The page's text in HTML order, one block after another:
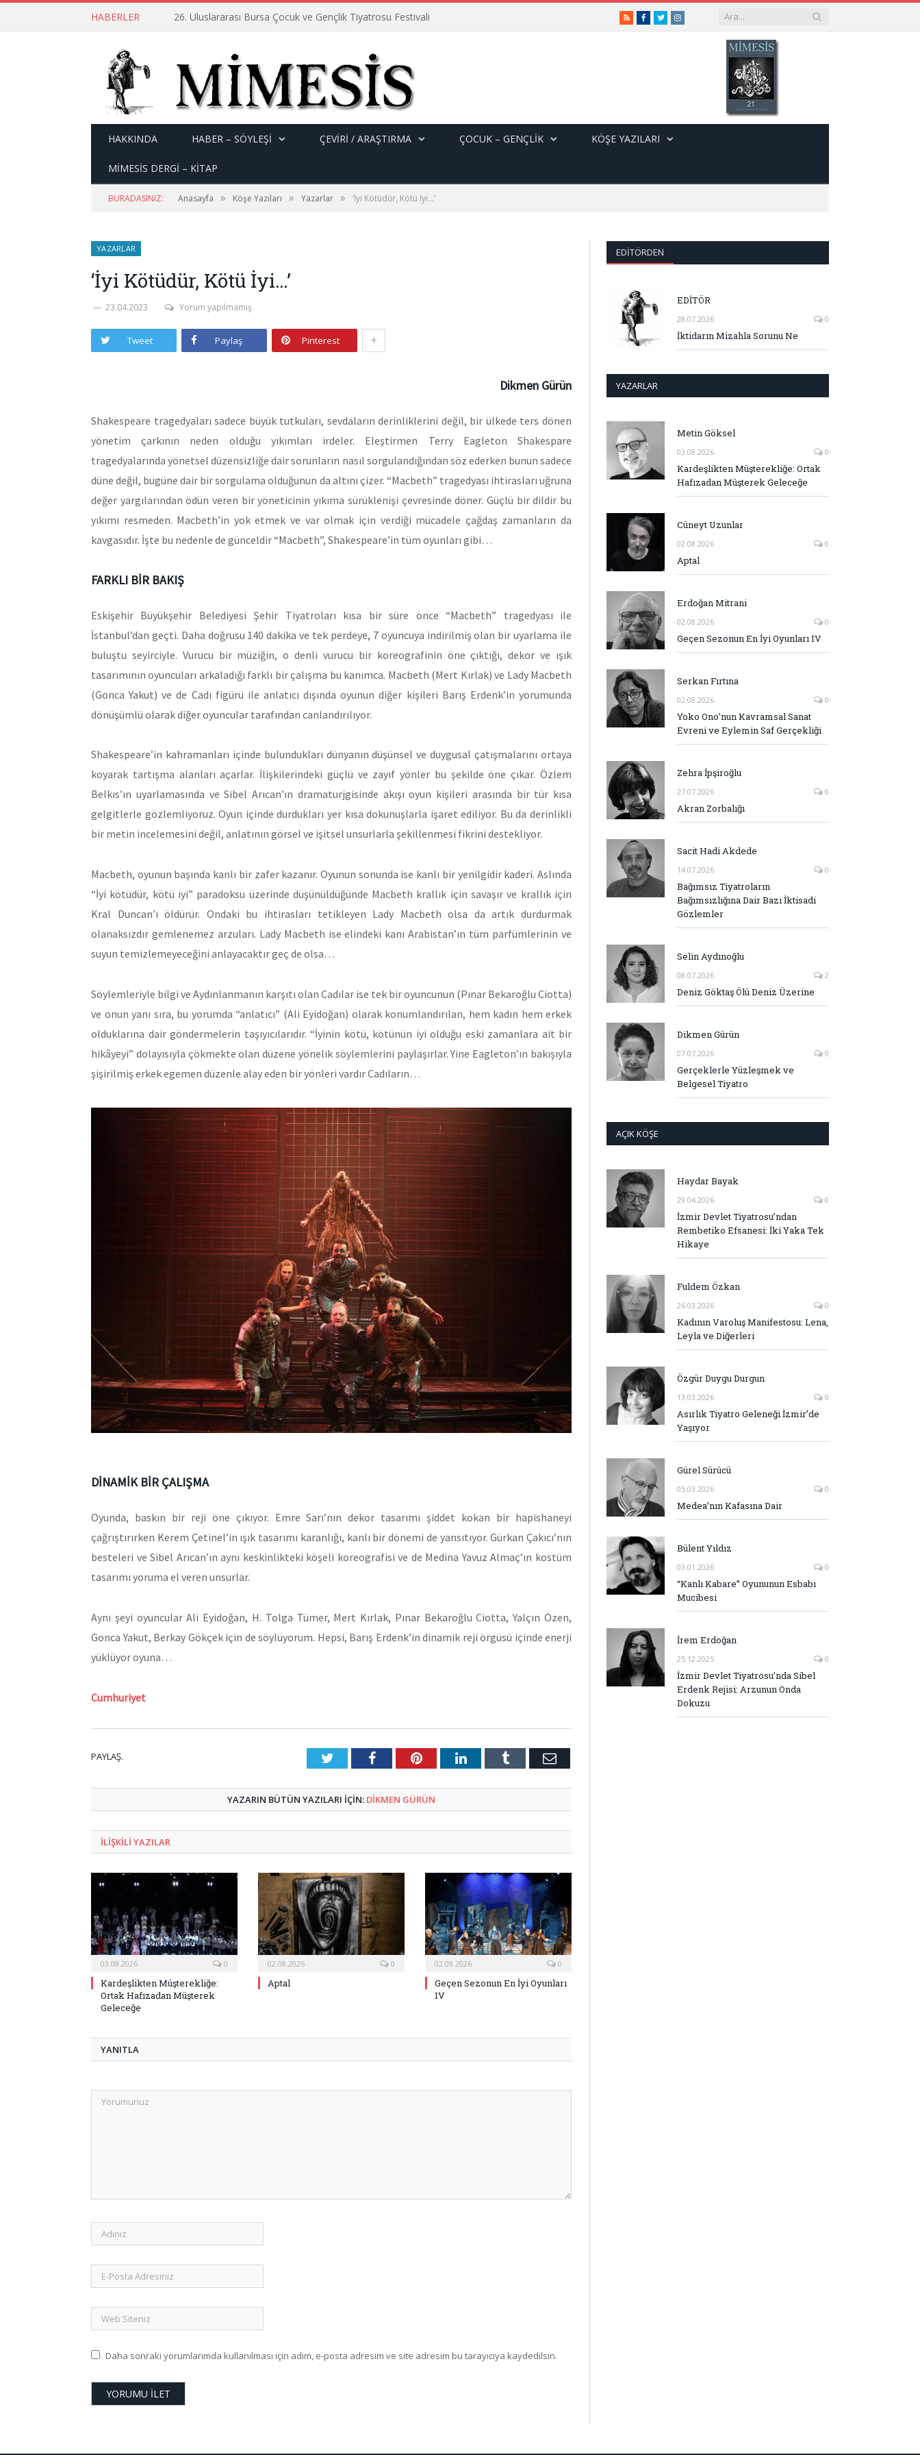
HABERLER 26. Uluslararası Bursa Çocuk ve Gençlik Tiyatrosu Festivali RSSFacebook
TwitterInstagram
HAKKINDA HABER – SÖYLEŞI ÇEVİRİ / ARAŞTIRMA ÇOCUK – GENÇLIK KÖŞE YAZILARI
MİMESİS DERGİ – KİTAP
BURADASINIZ: Anasayfa » Köşe Yazıları » Yazarlar » ‘İyi Kötüdür, Kötü İyi…’
YAZARLAR
‘İyi Kötüdür, Kötü İyi…’
23.04.2023 Yorum yapılmamış
Tweet Paylaş Pinterest +
Dikmen Gürün
Shakespeare tragedyaları sadece büyük tutkuları, sevdaların derinliklerini değil, bir ülkede ters dönen
yönetim çarkının neden olduğu yıkımları irdeler. Eleştirmen Terry Eagleton Shakespare
tragedyalarında yönetsel düzensizliğe dair sorunların nasıl sorgulandığından söz ederken bunun sadece
düne değil, bugüne dair bir sorgulama olduğunun da altını çizer. “Macbeth” tragedyası ihtirasları uğruna
değer yargılarından ödün veren bir yöneticinin yıkıma sürüklenişi çevresinde döner. Güçlü bir dildir bu
yıkımı resmeden. Macbeth’in yok etmek ve var olmak için verdiği mücadele çağdaş zamanların da
kavgasıdır. İşte bu nedenle de günceldir “Macbeth”, Shakespeare’in tüm oyunları gibi…
FARKLI BİR BAKIŞ
Eskişehir Büyükşehir Belediyesi Şehir Tiyatroları kısa bir süre önce “Macbeth” tragedyası ile
İstanbul’dan geçti. Daha doğrusu 140 dakika ve tek perdeye, 7 oyuncuya indirilmiş olan bir uyarlama ile
buluştu seyirciyle. Vurucu bir müziğin, o denli vurucu bir koreografinin öne çıktığı, dekor ve ışık
tasarımının oyuncuları arkaladığı farklı bir çalışma bu kanımca. Macbeth (Mert Kırlak) ve Lady Macbeth
(Gonca Yakut) ve de Cadı figürü ile anlatıcı dışında oyunun diğer kişileri Barış Erdenk’in yorumunda
dönüşümlü olarak diğer oyuncular tarafından canlandırılıyor.
Shakespeare’in kahramanları içinde bulundukları dünyanın düşünsel ve duygusal çatışmalarını ortaya
koyarak tartışma alanları açarlar. İlişkilerindeki güçlü ve zayıf yönler bu şekilde öne çıkar. Özlem
Belkıs’ın uyarlamasında ve Sibel Arıcan’ın dramaturjgisinde akışı oyun kişileri arasında bir tür kısa
gelgitlerle gözlemliyoruz. Oyun içinde durdukları yer kısa dokunuşlarla işaret ediliyor. Bu da derinlikli
bir metin incelemesini değil, anlatının görsel ve işitsel unsurlarla şekillenmesi fikrini destekliyor.
Macbeth, oyunun başında kanlı bir zafer kazanır. Oyunun sonunda ise kanlı bir yenilgidir kaderi. Aslında
“İyi kötüdür, kötü iyi” paradoksu üzerinde düşünüldüğünde Macbeth krallık için savaşır ve krallık için
Kral Duncan’ı öldürür. Ondaki bu ihtirasları tetikleyen Lady Macbeth olsa da artık durdurmak
olanaksızdır gemlenemez arzuları. Lady Macbeth ise elindeki kanı Arabistan’ın tüm parfümlerinin ve
suyun temizlemeyeceğini anlayacaktır geç de olsa…
Söylemleriyle bilgi ve Aydınlanmanın karşıtı olan Cadılar ise tek bir oyuncunun (Pınar Bekaroğlu Ciotta)
ve onun yanı sıra, bu yorumda “anlatıcı” (Ali Eyidoğan) olarak konumlandırılan, hem kadın hem erkek
olduklarına dair göndermelerin taşıyıcılarıdır. “İyinin kötü, kötünün iyi olduğu eski zamanlara ait bir
hikâyeyi” dolayısıyla çökmekte olan düzene yönelik söylemlerini paylaşırlar. Yine Eagleton’ın bakışıyla
şişirilmiş erkek egemen düzenle alay eden bir yönleri vardır Cadıların…
DİNAMİK BİR ÇALIŞMA
Oyunda, baskın bir reji öne çıkıyor. Emre Sarı’nın dekor tasarımı şiddet kokan bir hapishaneyi
çağrıştırırken Kerem Çetinel’in ışık tasarımı karanlığı, kanlı bir dönemi de yansıtıyor. Gürkan Çakıcı’nın
besteleri ve Sibel Arıcan’ın aynı keskinlikteki köşeli koreografisi ve de Medina Yavuz Almaç’ın kostüm
tasarımı yoruma el veren unsurlar.
Aynı şeyi oyuncular Ali Eyidoğan, H. Tolga Tümer, Mert Kırlak, Pınar Bekaroğlu Ciotta, Yalçın Özen,
Gonca Yakut, Berkay Gökçek için de söylüyorum. Hepsi, Barış Erdenk’in dinamik reji örgüsü içinde enerji
yüklüyor oyuna…
Cumhuriyet
PAYLAŞ. TwitterFacebookPinterestLinkedInTumblr E-
YAZARIN BÜTÜN YAZILARI IÇIN: DIKMEN GÜRÜN
ILIŞKILI YAZILAR
03.08.2026 0
Kardeşlikten Müşterekliğe:
Ortak Hafızadan Müşterek
Geleceğe
02.08.2026 0
Aptal
02.08.2026 0
Geçen Sezonun En İyi Oyunları
IV
YANITLA
Daha sonraki yorumlarımda kullanılması için adım, e-posta adresim ve site adresim bu tarayıcıya kaydedilsin.
EDITÖRDEN
EDİTÖR
28.07.2026 0
İktidarın Mizahla Sorunu Ne
YAZARLAR
Metin Göksel
03.08.2026 0
Kardeşlikten Müşterekliğe: Ortak
Hafızadan Müşterek Geleceğe
Cüneyt Uzunlar
02.08.2026 0
Aptal
Erdoğan Mitrani
02.08.2026 0
Geçen Sezonun En İyi Oyunları IV
Serkan Fırtına
02.08.2026 0
Yoko Ono’nun Kavramsal Sanat
Evreni ve Eylemin Saf Gerçekliği
Zehra İpşiroğlu
27.07.2026 0
Akran Zorbalığı
Sacit Hadi Akdede
14.07.2026 0
Bağımsız Tiyatroların
Bağımsızlığına Dair Bazı İktisadi
Gözlemler
Selin Aydınoğlu
08.07.2026 2
Deniz Göktaş Ölü Deniz Üzerine
Dikmen Gürün
07.07.2026 0
Gerçeklerle Yüzleşmek ve
Belgesel Tiyatro
AÇIK KÖŞE
Haydar Bayak
29.04.2026 0
İzmir Devlet Tiyatrosu’ndan
Rembetiko Efsanesi: İki Yaka Tek
Hikaye
Fuldem Özkan
26.03.2026 0
Kadının Varoluş Manifestosu: Lena,
Leyla ve Diğerleri
Özgür Duygu Durgun
13.03.2026 0
Asırlık Tiyatro Geleneği İzmir’de
Yaşıyor
Gürel Sürücü
05.03.2026 0
Medea’nın Kafasına Dair
Bülent Yıldız
03.01.2026 0
“Kanlı Kabare” Oyununun Esbabı
Mucibesi
İrem Erdoğan
25.12.2025 0
İzmir Devlet Tiyatrosu’nda Sibel
Erdenk Rejisi: Arzunun Onda
Dokuzu